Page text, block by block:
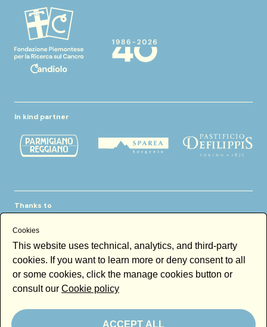
In kind partner
Thanks to
Newsletter
Email
Cookies
This website uses technical, analytics, and third-party
cookies. If you want to learn more or deny consent to all
or some cookies, click the manage cookies button or
consult our Cookie policy
ACCEPT ALL